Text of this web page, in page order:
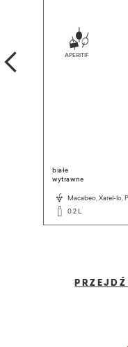
białe
wytrawne
Macabeo, Xarel-lo,
0.2 L